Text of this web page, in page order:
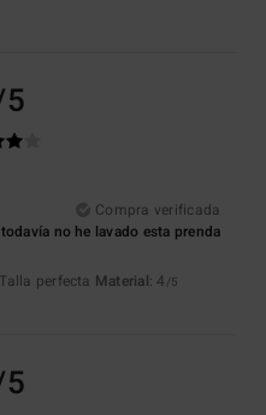
Compra verificada
no he lavado esta prenda
perfecta Material: 4 /5